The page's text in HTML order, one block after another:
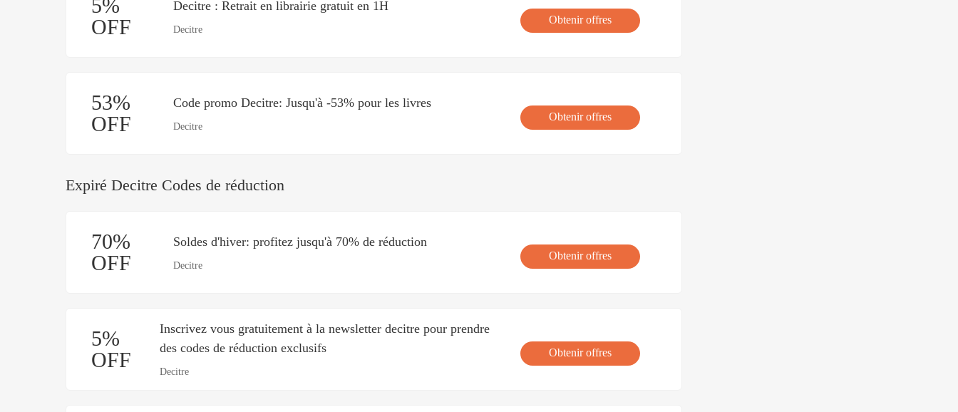
5%
OFF
Decitre : Retrait en librairie gratuit en 1H
Decitre
Obtenir offres
53%
OFF
Code promo Decitre: Jusqu'à -53% pour les livres
Decitre
Obtenir offres
Expiré Decitre Codes de réduction
70%
OFF
Soldes d'hiver: profitez jusqu'à 70% de réduction
Decitre
Obtenir offres
5%
OFF
Inscrivez vous gratuitement à la newsletter decitre pour prendre
des codes de réduction exclusifs
Decitre
Obtenir offres